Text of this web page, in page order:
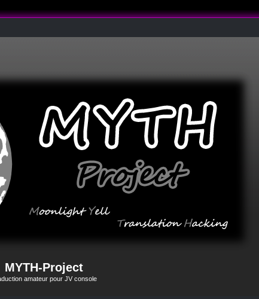
MYTH-Project
amateur pour JV console